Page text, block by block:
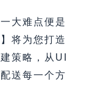
大难点便是
将为您打造
策略，从UI
送每一个方